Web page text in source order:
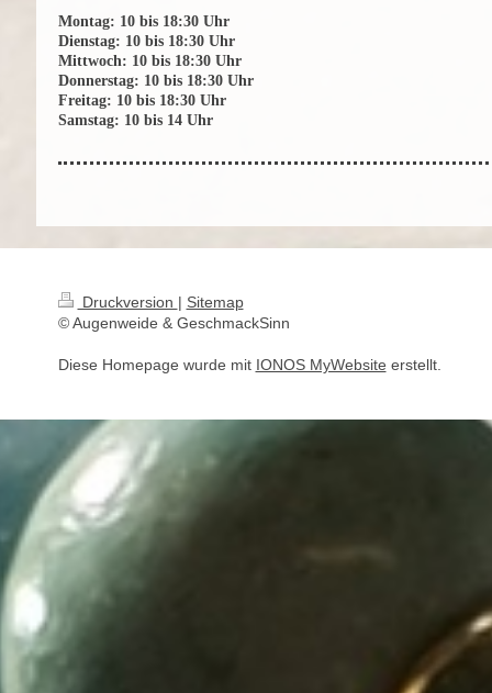
Montag: 10 bis 18:30 Uhr
Dienstag: 10 bis 18:30 Uhr
Mittwoch: 10 bis 18:30 Uhr
Donnerstag: 10 bis 18:30 Uhr
Freitag: 10 bis 18:30 Uhr
Samstag: 10 bis 14 Uhr
Druckversion | Sitemap
© Augenweide & GeschmackSinn
Diese Homepage wurde mit IONOS MyWebsite erstellt.